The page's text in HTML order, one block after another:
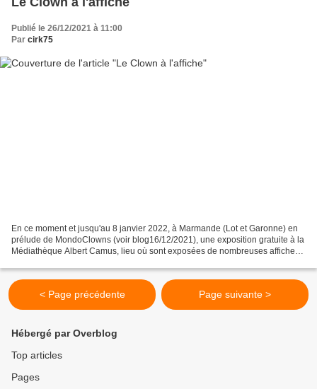
Publié le 26/12/2021 à 11:00
Par cirk75
En ce moment et jusqu'au 8 janvier 2022, à Marmande (Lot et Garonne) en
prélude de MondoClowns (voir blog16/12/2021), une exposition gratuite à la
Médiathèque Albert Camus, lieu où sont exposées de nombreuses affiches
< Page précédente Page suivante >
Hébergé par Overblog
Top articles
Pages